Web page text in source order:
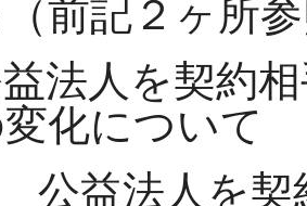
前記２ヶ所
法人を契約相
化について
公益法人を